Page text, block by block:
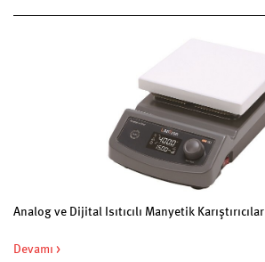
Analog ve Dijital Isıtıcılı Manyetik Karıştırıcılar
Devamı >